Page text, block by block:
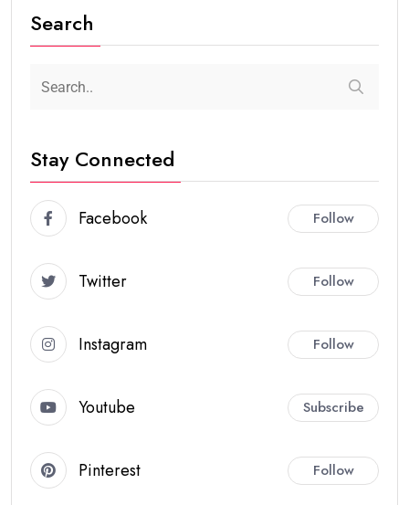
Search
Stay Connected
Facebook Follow
Twitter Follow
Instagram Follow
Youtube Subscribe
Pinterest Follow